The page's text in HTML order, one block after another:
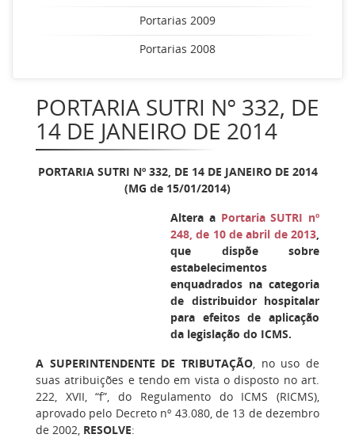
Portarias 2009
Portarias 2008
PORTARIA SUTRI Nº 332, DE
14 DE JANEIRO DE 2014
PORTARIA SUTRI Nº 332, DE 14 DE JANEIRO DE 2014
(MG de 15/01/2014)
Altera a Portaria SUTRI nº
248, de 10 de abril de 2013,
que dispõe sobre
estabelecimentos
enquadrados na categoria
de distribuidor hospitalar
para efeitos de aplicação
da legislação do ICMS.
A SUPERINTENDENTE DE TRIBUTAÇÃO, no uso de
suas atribuições e tendo em vista o disposto no art.
222, XVII, “f”, do Regulamento do ICMS (RICMS),
aprovado pelo Decreto nº 43.080, de 13 de dezembro
de 2002, RESOLVE: